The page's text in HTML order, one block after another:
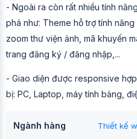
- Ngoài ra còn rất nhiều tính
phá như: Theme hỗ trợ tính
zoom thư viện ảnh, mã khuyến
trang đăng ký / đăng nhập,...
- Giao diện được responsive
bị: PC, Laptop, máy tính bảng,
Ngành hàng Thiết kế